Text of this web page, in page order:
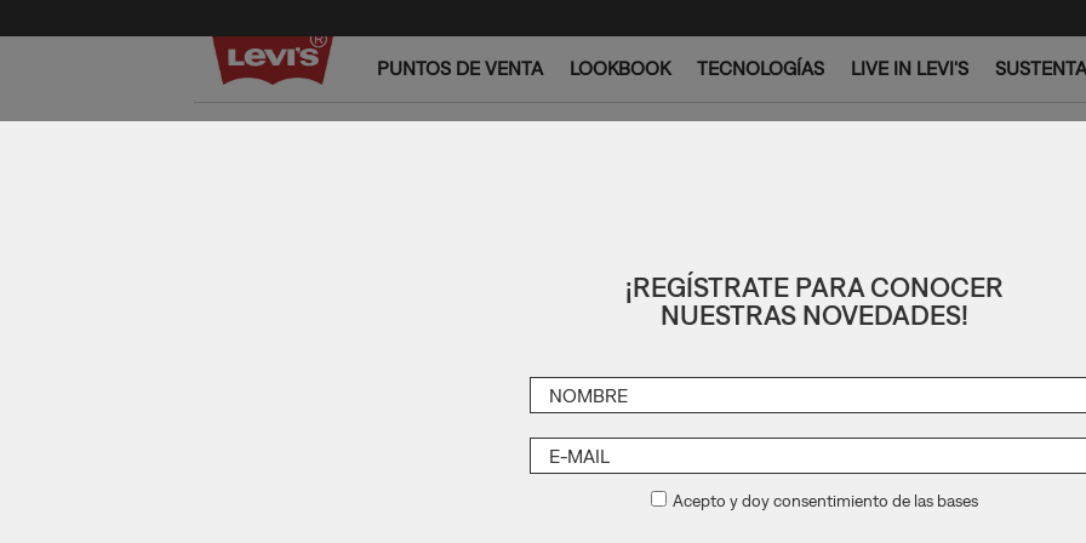
PUNTOS DE VENTA LOOKBOOK TECNOLOGÍAS LIVE IN LEVI'S
¡REGÍSTRATE PARA CONOCER
NUESTRAS NOVEDADES!
Acepto y doy consentimiento de las bases